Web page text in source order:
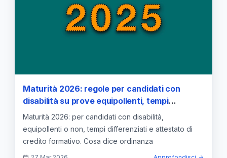
Maturità 2026: regole per candidati con
disabilità su prove equipollenti, tempi
differenziati e attestato di credito formativo
Maturità 2026: per candidati con disabilità,
equipollenti o non, tempi differenziati e attestato di
credito formativo. Cosa dice ordinanza